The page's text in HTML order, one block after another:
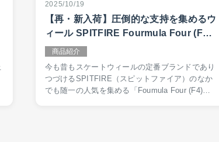
2025/10/19
【再・新入荷】圧倒的な支持を集めるウ
ィール SPITFIRE Fourmula Four (F4)
シリーズ
商品紹介
今も昔もスケートウィールの定番ブランドであり
つづけるSPITFIRE（スピットファイア）のなか
でも随一の人気を集める「Foumula Four (F4)」